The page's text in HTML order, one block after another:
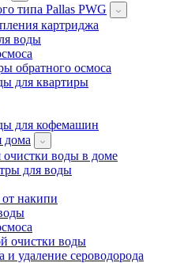
типа Pallas PWG
картриджа
воды
обратного осмоса
для квартиры
для кофемашин
дома
воды в доме
для воды
накипи
очистки воды
и удаление сероводорода